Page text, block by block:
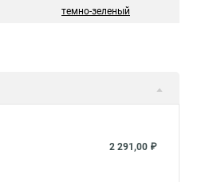
темно-зеленый
2 291,00 ₽